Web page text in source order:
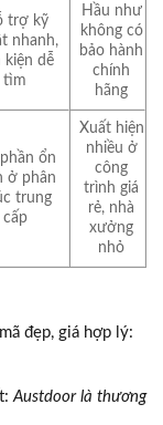
trợ kỹ
nhanh,
kiện dễ
tìm
Hầu như
không có
bảo hành
chính
hãng
ổn
ở phân
trung
cấp
Xuất hiện
nhiều ở
công
trình giá
rẻ, nhà
xưởng
nhỏ
đẹp, giá hợp lý:
Austdoor là thương